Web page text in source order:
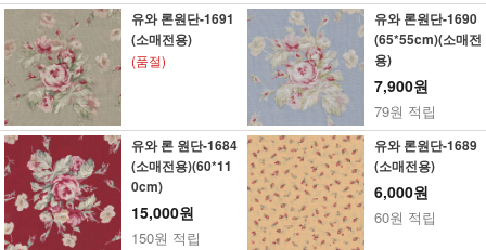
유와 론원단-1691
(소매전용)
(품절)
유와 론원단-1690
(65*55cm)(소매전
용)
7,900원
79원 적립
유와 론 원단-1684
(소매전용)(60*11
0cm)
15,000원
150원 적립
유와 론원단-1689
(소매전용)
6,000원
60원 적립